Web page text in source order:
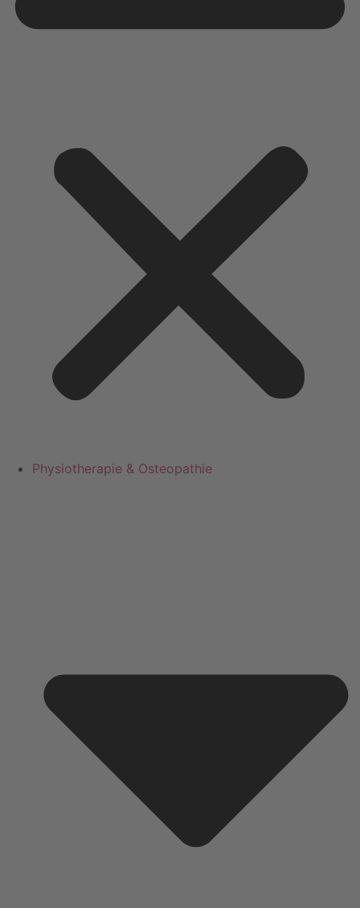
Physiotherapie & Osteopathie